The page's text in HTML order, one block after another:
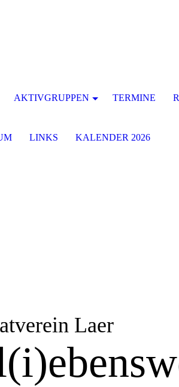
Laer
AKTIVGRUPPEN TERMINE
LINKS KALENDER 2026